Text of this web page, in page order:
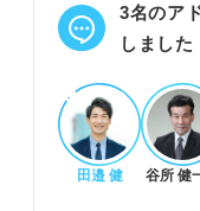
義される。
大手企業は業
POINT：企業
に役立てよう。
3名のア
しました
田邉 健 谷所 健